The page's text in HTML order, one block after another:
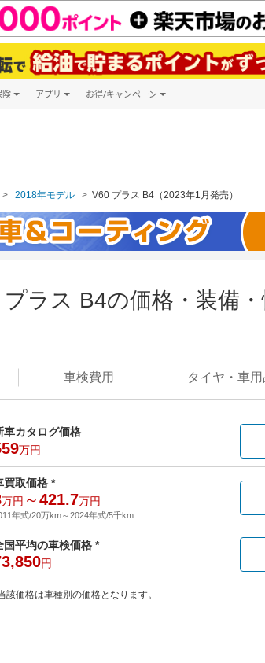
険 アプリ お得/キャンペーン
2018年モデル V60 プラス B4（2023年1月発売）
ラス B4の価格・装備
車検費用 タイヤ・ 車用
車カタログ価格
万円
買取価格 *
万円 ～421.7万円
年式/20万km～2024年式/5千km
国平均の車検価格 *
円
該価格は車種別の価格となります。